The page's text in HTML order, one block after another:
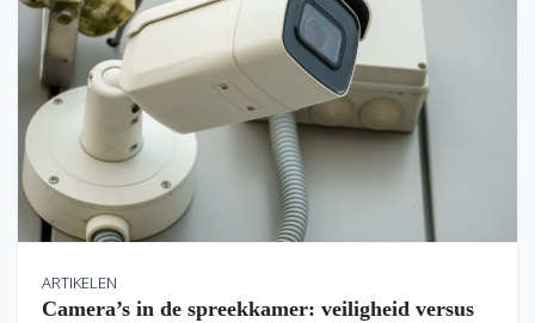
ARTIKELEN
Camera’s in de spreekkamer: veiligheid versus